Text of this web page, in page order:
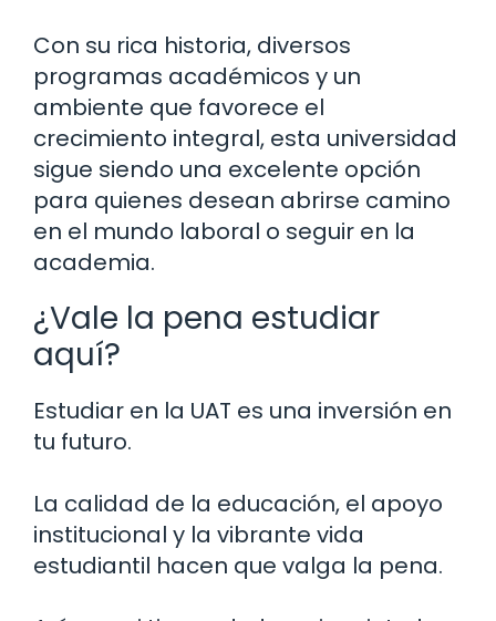
Con su rica historia, diversos
programas académicos y un
ambiente que favorece el
crecimiento integral, esta universidad
sigue siendo una excelente opción
para quienes desean abrirse camino
en el mundo laboral o seguir en la
academia.
¿Vale la pena estudiar
aquí?
Estudiar en la UAT es una inversión en
tu futuro.
La calidad de la educación, el apoyo
institucional y la vibrante vida
estudiantil hacen que valga la pena.